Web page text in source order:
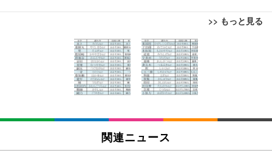
>> もっと見る
[EdoErgo] オフィスチェア 椅子 テレワーク 疲れな
い 跳ね上げ式アームレスト コンパクト 約105度ロッ
キング pc 事務椅子 360度回転 座面昇降 強化ナイロ
ン樹脂ベース 通気性メッシュ 在宅ワーク H-WY01
(黒網+黒枠+黒足)
￥5,699
SIHOO B100 オフィスチェア／デスクチェア メッシ
ュチェア 人間工学 疲れない ブラック
EIZO ビジネス向けプレミアムモニター | FlexScan
EV3240X-WT | 31.5型4K UHD・USB Type-C・ホワ
イト
￥105,595
EIZO ビジネス向けプレミアムモニター | FlexScan
Amazonベーシック ペットシーツ 薄型 レギュラー 1
回使い捨て 無香料 ホワイト 300枚
￥3,373
Amazonベーシック ペットシーツ 厚型 ワイド 42枚
x2袋(84枚) ホワイト(吸収面:ライトブルー)
関連ニュース